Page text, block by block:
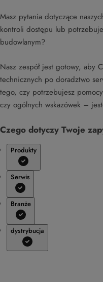
Masz pytania dotyczące
kontroli dostępu lub
budowlanym?
Nasz zespół jest gotowy, aby
technicznych po doradztwo
tego, czy potrzebujesz
czy ogólnych wskazówek –
Czego dotyczy Twoje
Produkty
Serwis
Branże
dystrybucja